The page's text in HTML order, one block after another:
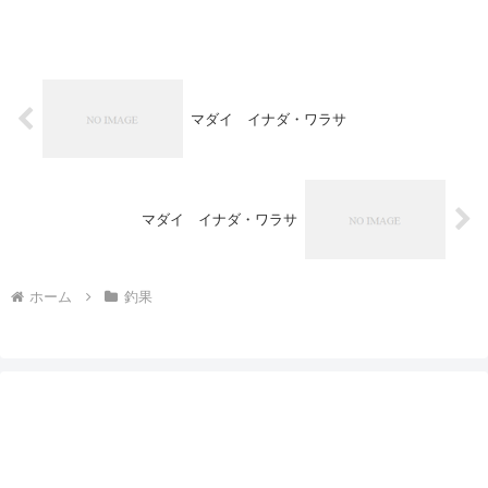
マダイ イナダ・ワラサ
マダイ イナダ・ワラサ
ホーム 釣果